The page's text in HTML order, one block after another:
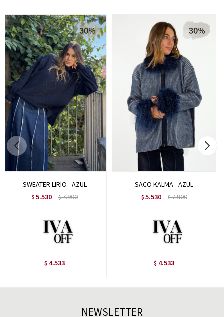
SWEATER LIRIO - AZUL
$ 5.530 $7.900
$ 4.533
SACO KALMA - AZUL
$ 5.530 $7.900
$ 4.533
NEWSLETTER